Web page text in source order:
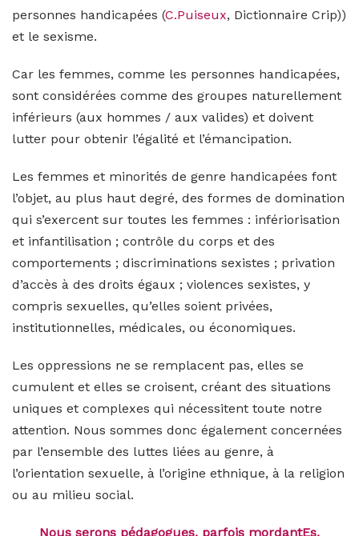
personnes handicapées (C.Puiseux, Dictionnaire Crip))
et le sexisme.
Car les femmes, comme les personnes handicapées,
sont considérées comme des groupes naturellement
inférieurs (aux hommes / aux valides) et doivent
lutter pour obtenir l’égalité et l’émancipation.
Les femmes et minorités de genre handicapées font
l’objet, au plus haut degré, des formes de domination
qui s’exercent sur toutes les femmes : infériorisation
et infantilisation ; contrôle du corps et des
comportements ; discriminations sexistes ; privation
d’accès à des droits égaux ; violences sexistes, y
compris sexuelles, qu’elles soient privées,
institutionnelles, médicales, ou économiques.
Les oppressions ne se remplacent pas, elles se
cumulent et elles se croisent, créant des situations
uniques et complexes qui nécessitent toute notre
attention. Nous sommes donc également concernées
par l’ensemble des luttes liées au genre, à
l’orientation sexuelle, à l’origine ethnique, à la religion
ou au milieu social.
Nous serons pédagogues, parfois mordantEs,